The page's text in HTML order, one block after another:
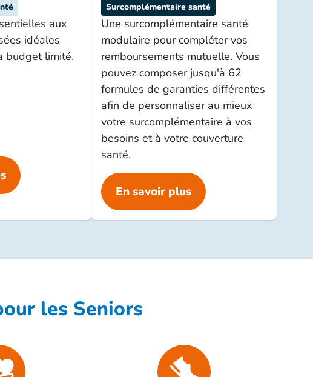
aux
idéales
budget limité.
Surcomplémentaire santé
Une surcomplémentaire santé
modulaire pour compléter vos
remboursements mutuelle. Vous
pouvez composer jusqu'à 62
formules de garanties différentes
afin de personnaliser au mieux
votre surcomplémentaire à vos
besoins et à votre couverture
santé.
En savoir plus
les Seniors